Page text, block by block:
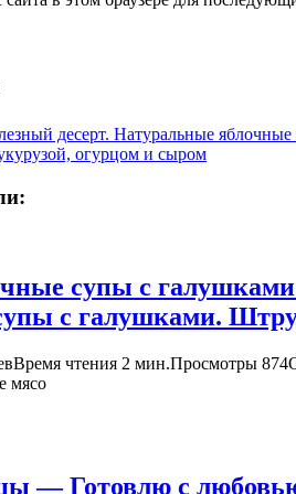
десерт. Натуральные
огурцом и сыром
супы с
с галушками.
чтения 2 мин.Просмотры
мясо
— Готовлю с